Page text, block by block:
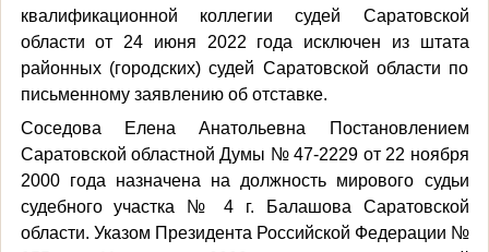
квалификационной коллегии судей Саратовской
области от 24 июня 2022 года исключен из штата
районных (городских) судей Саратовской области по
письменному заявлению об отставке.
Соседова Елена Анатольевна Постановлением
Саратовской областной Думы № 47-2229 от 22 ноября
2000 года назначена на должность мирового судьи
судебного участка № 4 г. Балашова Саратовской
области. Указом Президента Российской Федерации №